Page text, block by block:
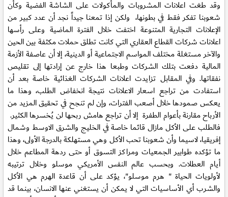
وقد طغت اعلانات المشروبات والمأكولات على الشاشة الفضية وكأن
شعوبنا تفكر فقط في بطونها، ولكن إذا تمعنا جيداً نجد أن عدد كبير من
الإعلانات التجارية المتنوعة اختفت خلال الفترة الماضية وعلى رأسها
اعلانات شركات القطاع العقاري التي كانت تطلق حملات مكثفة بين الحين
والآخر مستغلة مختلف المواسم الاجتماعية أو الدينية، إلا أن عاصفة الأزمة
المالية دفعت بتلك الشركات وطبعا هذا خارج عن إرادتها إلى تقليص
نفقاتها. وفي المقابل تزايدت اعلانات الشركات الغذائية خاصة بعد أن
استفادت من تراجع اسعار الاعلانات نتيجة انخفاض الطلب، وهذا ما
يعكس صمودها خلال أصعب الفترات، وإن لم تنجح في تحقيق المزيد من
الأرباح مقارنة بأعوام الطفرة إلا أن تراجع هامش ربحها لن يُخسرها الكثير.
فالطلب على الأكل مازال قائما خاصة في الخليج والشرق الاوسط وشمال
إفريقيا، لاسيما وأن شعوبنا تحب الأكل وهي مستهلكة بالدرجة الأولى، وهذا
ما تؤكده طوابير الجمعيات ومراكز التسوق أو حتى ردهة المطاعم خلال
أيام العطلات. وبحسب عالم النفس الأمريكي موسلو وخلال ترتيبه
لأولويات الحياة " هرم موسلو"، يؤكد على أن قاعدة الهرم هي الأكل
والشرب أي الأساسيات التي لا يمكن أن يستغني عنها الانسان، بينما قد